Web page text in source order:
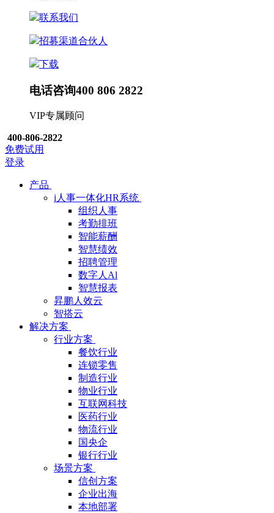
联系我们
招募渠道合伙人
下载
电话咨询400 806 2822
VIP专属顾问
400-806-2822
免费试用
登录
产品
i人事一体化HR系统
组织人事
考勤排班
智能薪酬
智慧绩效
招聘管理
数字人Al
智慧报表
昇鹏人效云
智搭云
解决方案
行业方案
餐饮行业
连锁零售
制造行业
物业行业
互联网科技
医药行业
物流行业
国央企
银行行业
场景方案
信创方案
企业出海
本地部署